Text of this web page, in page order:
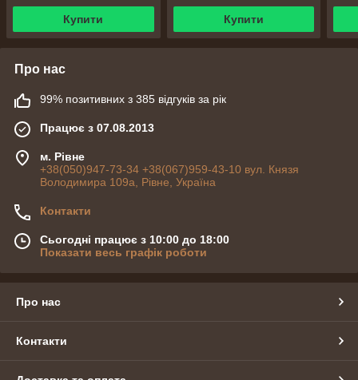
Купити Купити
Про нас
99% позитивних з 385 відгуків за рік
Працює з 07.08.2013
м. Рівне
+38(050)947-73-34 +38(067)959-43-10 вул. Князя
Володимира 109а, Рівне, Україна
Контакти
Сьогодні працює з 10:00 до 18:00
Показати весь графік роботи
Про нас
Контакти